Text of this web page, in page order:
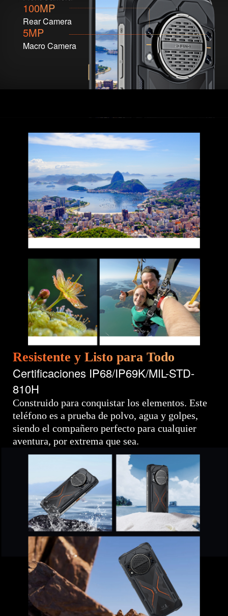
100MP
Rear Camera
5MP
Macro Camera
Resistente y Listo para Todo
Certificaciones IP68/IP69K/MIL-STD-
810H
Construido para conquistar los elementos. Este
teléfono es a prueba de polvo, agua y golpes,
siendo el compañero perfecto para cualquier
aventura, por extrema que sea.